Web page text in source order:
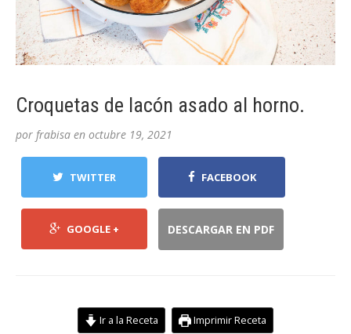
Croquetas de lacón asado al horno.
por frabisa en octubre 19, 2021
TWITTER FACEBOOK
GOOGLE + DESCARGAR EN PDF
Ir a la Receta Imprimir Receta